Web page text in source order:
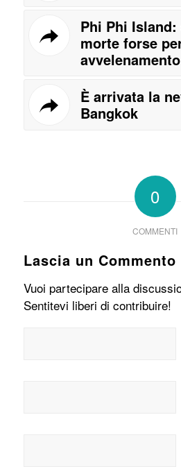
Phi Phi
morte forse
È arrivata la
Bangkok
0
COMMENTI
Lascia un Commento
Vuoi partecipare alla
Sentitevi liberi di contribuire!